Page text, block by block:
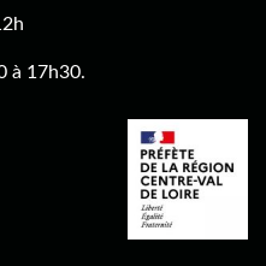
à 17h30.